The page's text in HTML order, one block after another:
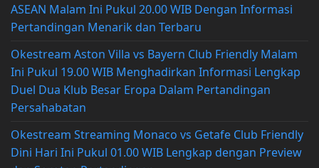
ASEAN Malam Ini Pukul 20.00 WIB Dengan Informasi
Pertandingan Menarik dan Terbaru
Okestream Aston Villa vs Bayern Club Friendly Malam
Ini Pukul 19.00 WIB Menghadirkan Informasi Lengkap
Duel Dua Klub Besar Eropa Dalam Pertandingan
Persahabatan
Okestream Streaming Monaco vs Getafe Club Friendly
Dini Hari Ini Pukul 01.00 WIB Lengkap dengan Preview